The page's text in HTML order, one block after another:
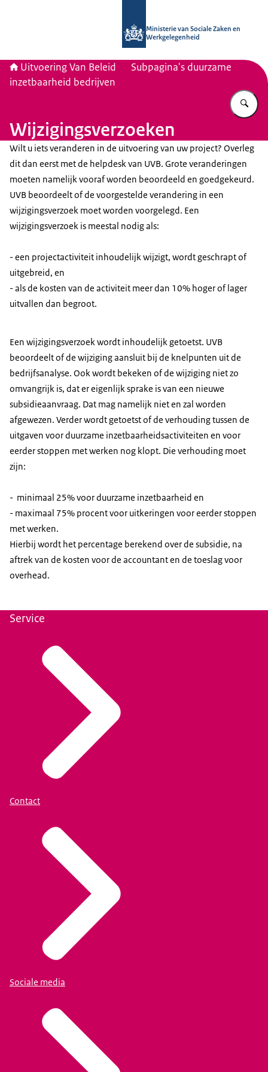
Ministerie van Sociale Zaken en
Werkgelegenheid
Uitvoering Van Beleid
Subpagina's duurzame
inzetbaarheid bedrijven
Wijzigingsverzoeken
Wilt u iets veranderen in de uitvoering van uw project? Overleg
dit dan eerst met de helpdesk van UVB. Grote veranderingen
moeten namelijk vooraf worden beoordeeld en goedgekeurd.
UVB beoordeelt of de voorgestelde verandering in een
wijzigingsverzoek moet worden voorgelegd. Een
wijzigingsverzoek is meestal nodig als:
- een projectactiviteit inhoudelijk wijzigt, wordt geschrapt of
uitgebreid, en
- als de kosten van de activiteit meer dan 10% hoger of lager
uitvallen dan begroot.
Een wijzigingsverzoek wordt inhoudelijk getoetst. UVB
beoordeelt of de wijziging aansluit bij de knelpunten uit de
bedrijfsanalyse. Ook wordt bekeken of de wijziging niet zo
omvangrijk is, dat er eigenlijk sprake is van een nieuwe
subsidieaanvraag. Dat mag namelijk niet en zal worden
afgewezen. Verder wordt getoetst of de verhouding tussen de
uitgaven voor duurzame inzetbaarheidsactiviteiten en voor
eerder stoppen met werken nog klopt. Die verhouding moet
zijn:
- minimaal 25% voor duurzame inzetbaarheid en
- maximaal 75% procent voor uitkeringen voor eerder stoppen
met werken.
Hierbij wordt het percentage berekend over de subsidie, na
aftrek van de kosten voor de accountant en de toeslag voor
overhead.
Service
Contact
Sociale media